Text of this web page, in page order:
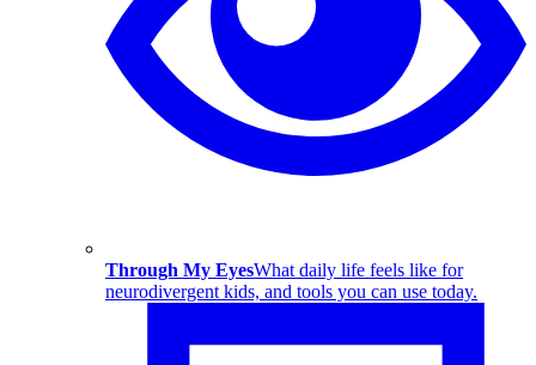
Through My EyesWhat daily life feels like for
neurodivergent kids, and tools you can use today.